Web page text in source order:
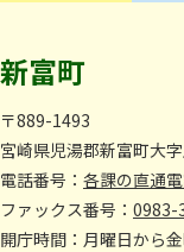
新富町
〒889-1493
宮崎県児湯郡新富町大
電話番号： 各課の直通
ファックス番号： 0983-
開庁時間：月曜日から